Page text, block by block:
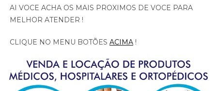
AI VOCE ACHA OS MAIS PROXIMOS DE VOCE PARA
MELHOR ATENDER !
CLIQUE NO MENU BOTÕES ACIMA !